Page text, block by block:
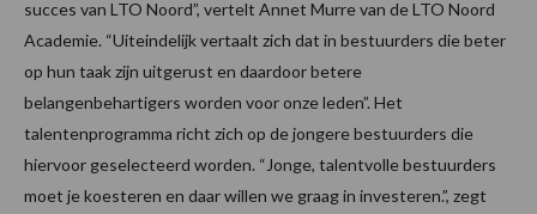
succes van LTO Noord”, vertelt Annet Murre van de LTO Noord
Academie. “Uiteindelijk vertaalt zich dat in bestuurders die beter
op hun taak zijn uitgerust en daardoor betere
belangenbehartigers worden voor onze leden”. Het
talentenprogramma richt zich op de jongere bestuurders die
hiervoor geselecteerd worden. “Jonge, talentvolle bestuurders
moet je koesteren en daar willen we graag in investeren.”, zegt